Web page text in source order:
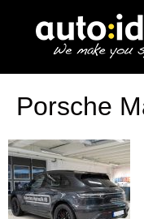
Porsche